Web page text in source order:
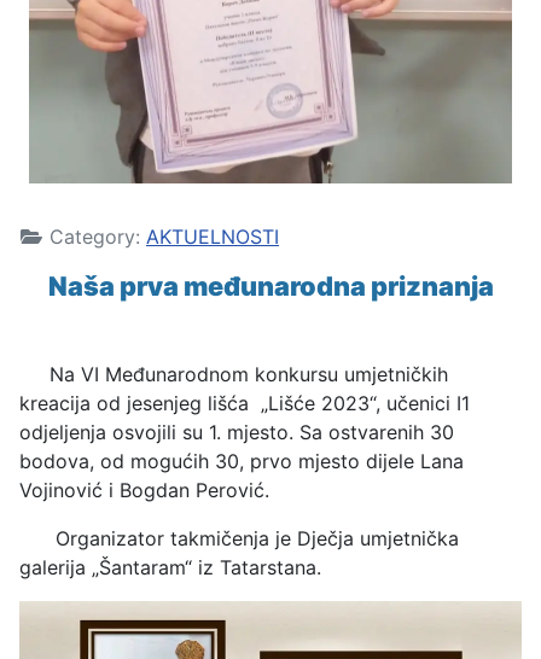
Category: AKTUELNOSTI
Naša prva međunarodna priznanja
Na VI Međunarodnom konkursu umjetničkih
kreacija od jesenjeg lišća „Lišće 2023“, učenici I1
odjeljenja osvojili su 1. mjesto. Sa ostvarenih 30
bodova, od mogućih 30, prvo mjesto dijele Lana
Vojinović i Bogdan Perović.
Organizator takmičenja je Dječja umjetnička
galerija „Šantaram“ iz Tatarstana.